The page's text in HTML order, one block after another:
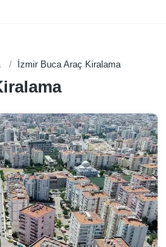
İzmir Buca Araç Kiralama